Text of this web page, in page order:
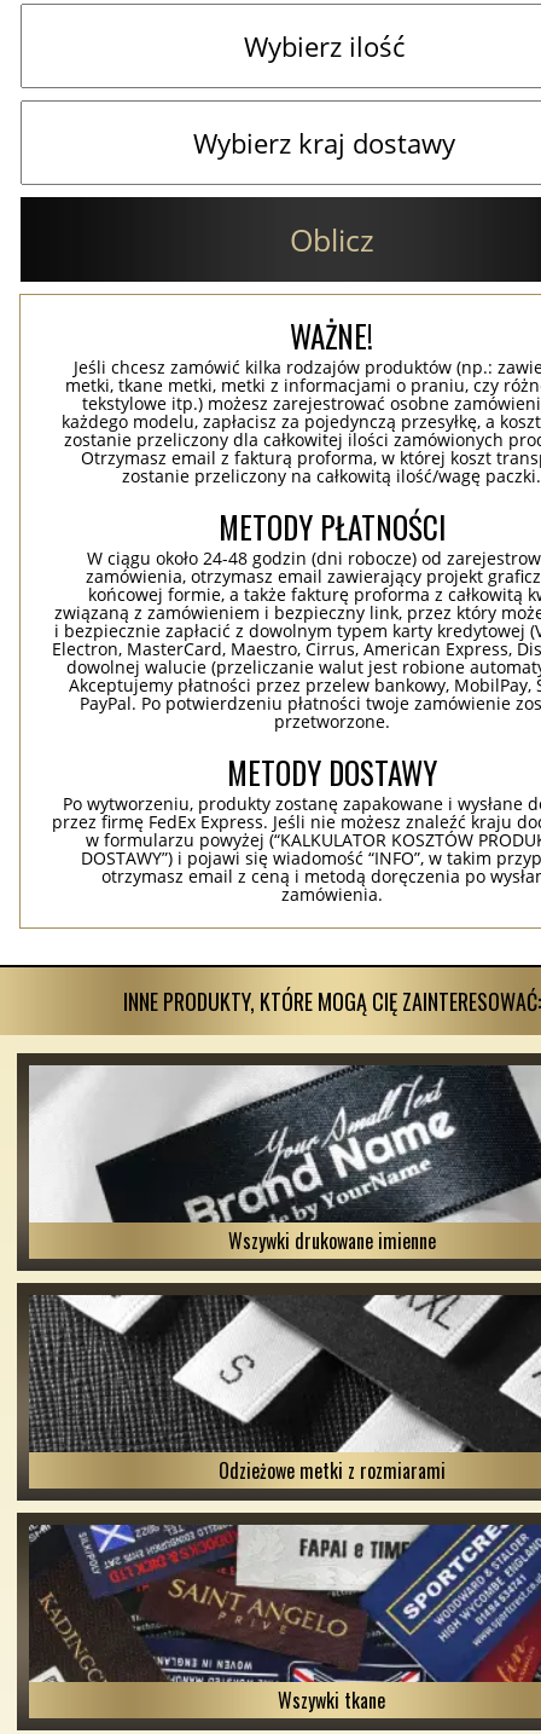
Oblicz
WAŻNE!
Jeśli chcesz zamówić kilka rodzajów produktów (np.:
metki, tkane metki, metki z informacjami o praniu, czy
tekstylowe itp.) możesz zarejestrować osobne
każdego modelu, zapłacisz za pojedynczą przesyłkę, a
zostanie przeliczony dla całkowitej ilości zamówionych
Otrzymasz email z fakturą proforma, w której koszt
zostanie przeliczony na całkowitą ilość/wagę paczki.
METODY PŁATNOŚCI
W ciągu około 24-48 godzin (dni robocze) od
zamówienia, otrzymasz email zawierający projekt
końcowej formie, a także fakturę proforma z całkowitą
związaną z zamówieniem i bezpieczny link, przez który
i bezpiecznie zapłacić z dowolnym typem karty kredytowej
Electron, MasterCard, Maestro, Cirrus, American Express,
dowolnej walucie (przeliczanie walut jest robione
Akceptujemy płatności przez przelew bankowy, MobilPay,
PayPal. Po potwierdzeniu płatności twoje zamówienie
przetworzone.
METODY DOSTAWY
Po wytworzeniu, produkty zostanę zapakowane i wysłane
przez firmę FedEx Express. Jeśli nie możesz znaleźć kraju
w formularzu powyżej (“KALKULATOR KOSZTÓW
DOSTAWY”) i pojawi się wiadomość “INFO”, w takim
otrzymasz email z ceną i metodą doręczenia po
zamówienia.
INNE PRODUKTY, KTÓRE MOGĄ CIĘ ZAINTERESOWAĆ:
Wszywki drukowane imienne
Odzieżowe metki z rozmiarami
Wszywki tkane